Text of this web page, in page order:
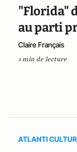
"Florida"
au parti
Claire Français
1 min de lecture
ATLANTI